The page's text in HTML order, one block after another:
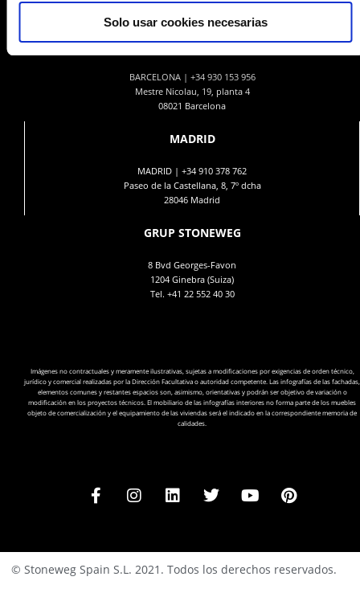
Solo usar cookies necesarias
BARCELONA
BARCELONA | +34 930 153 956
Mestre Nicolau, 19, planta 4
08021 Barcelona
MADRID
MADRID | +34 910 378 762
Paseo de la Castellana, 8, 7º dcha
28046 Madrid
GRUP STONEWEG
8 Bvd Georges-Favon
1204 Ginebra (Suiza)
Tel. +41 22 552 40 30
Imágenes no contractuales y meramente ilustrativas, sujetas a modificaciones por exigencias de orden técnico,
jurídico y comercial realizadas por la Dirección Facultativa o autoridad competente. Las infografías de las fachadas,
elementos comunes y restantes espacios son, asimismo, orientativas y podrán ser objetivo de variación o
modificación en los proyectos técnicos. El mobiliario de las infografías interiores no forma parte de los muebles
objeto de comercialización y el equipamiento de las viviendas será el indicado en la correspondiente memoria de
calidades.
© Stoneweg Spain S.L. 2021. Todos los derechos reservados.